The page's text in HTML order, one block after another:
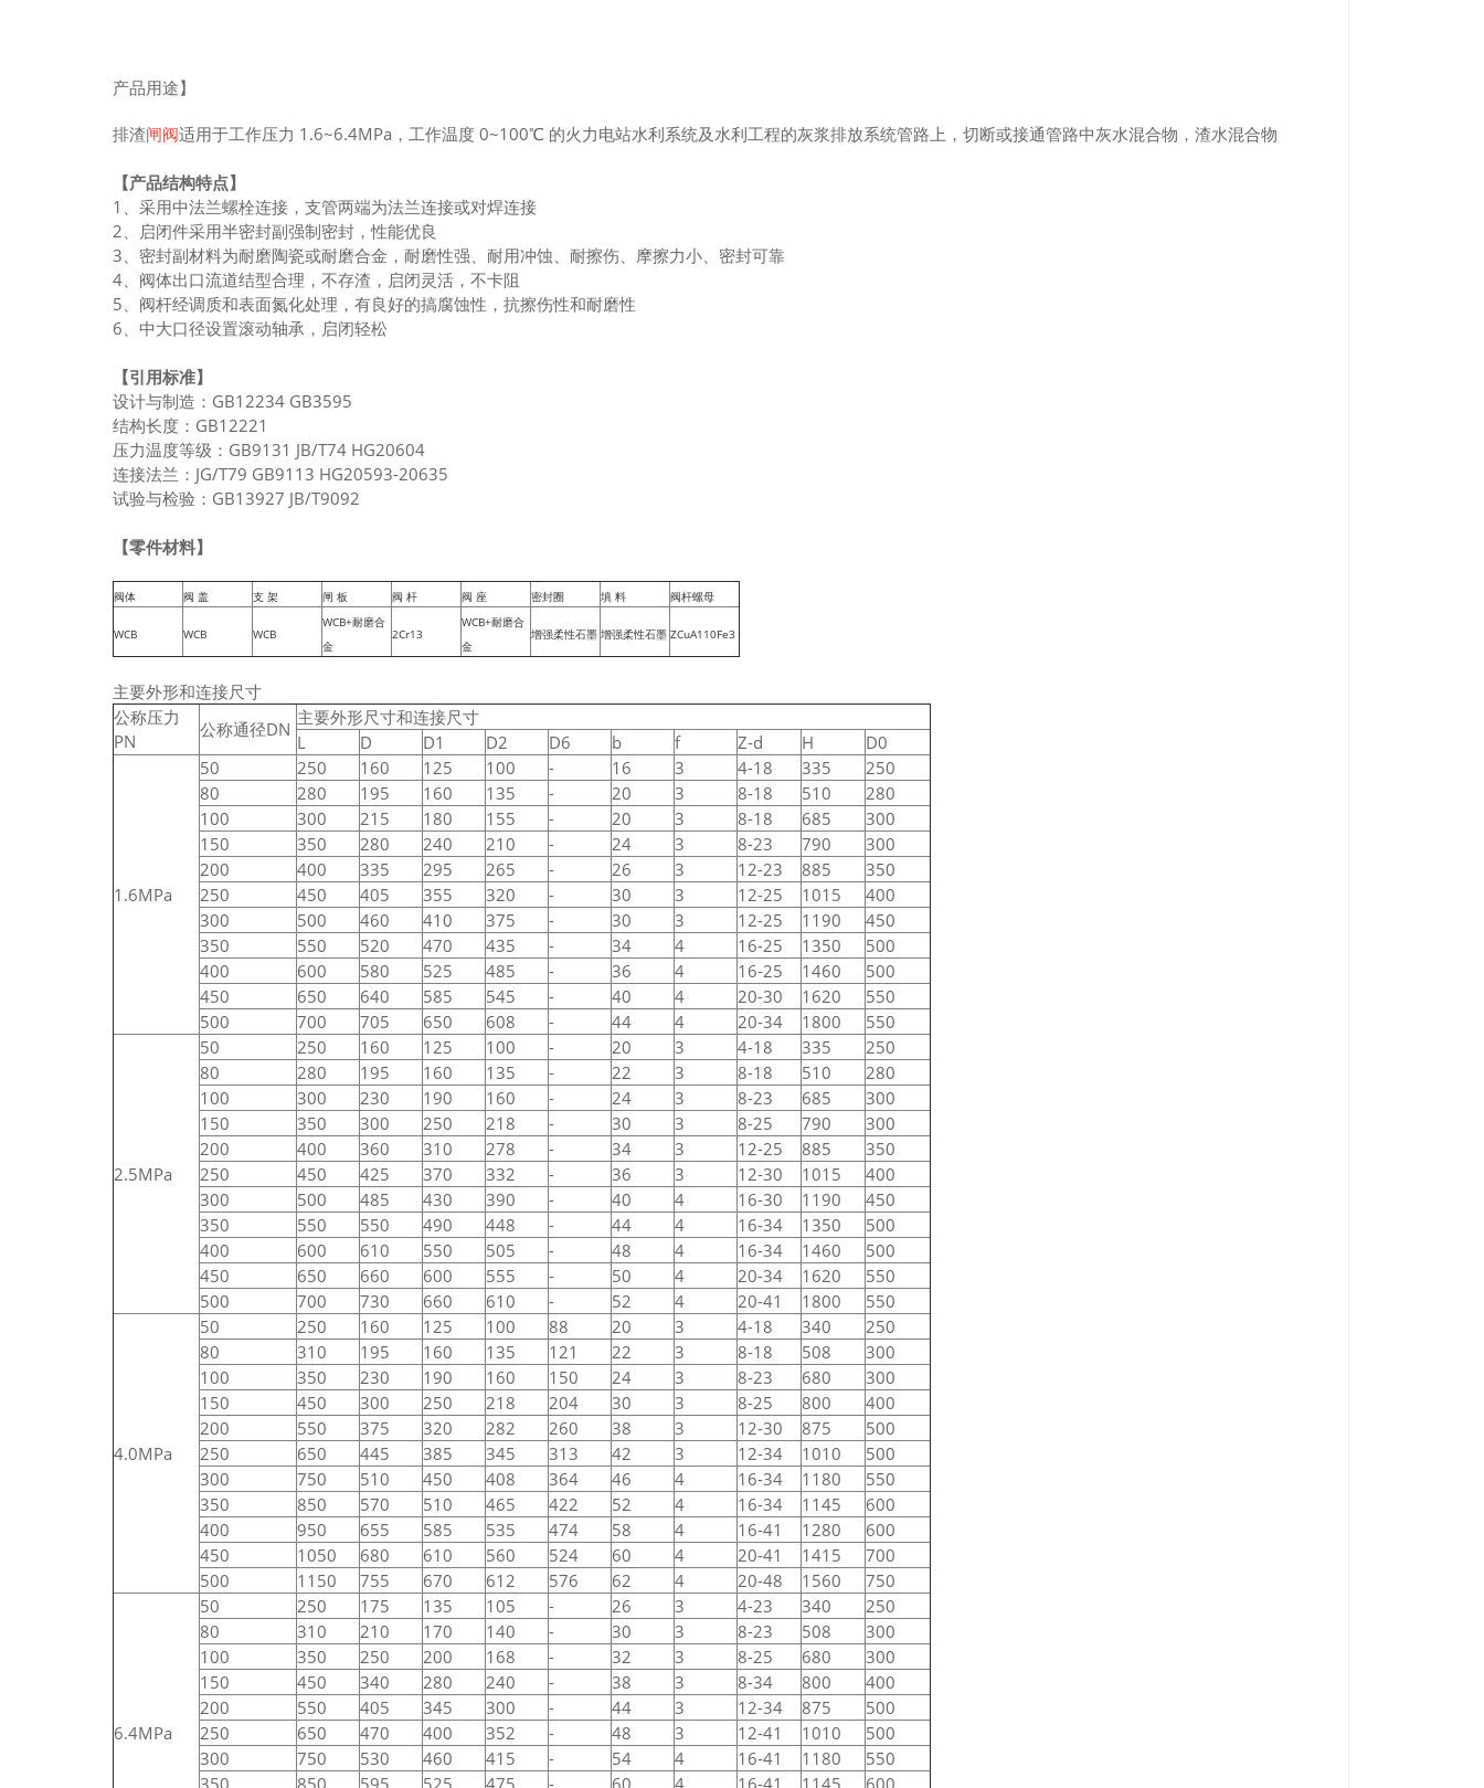
产品用途】
排渣闸阀适用于工作压力 1.6~6.4MPa，工作温度 0~100℃ 的火力电站水利系统及水利工程的灰浆排放系统管路上，切断或接通管路中灰水混合物，渣水混合物
【产品结构特点】
1、采用中法兰螺栓连接，支管两端为法兰连接或对焊连接
2、启闭件采用半密封副强制密封，性能优良
3、密封副材料为耐磨陶瓷或耐磨合金，耐磨性强、耐用冲蚀、耐擦伤、摩擦力小、密封可靠
4、阀体出口流道结型合理，不存渣，启闭灵活，不卡阻
5、阀杆经调质和表面氮化处理，有良好的搞腐蚀性，抗擦伤性和耐磨性
6、中大口径设置滚动轴承，启闭轻松
【引用标准】
设计与制造：GB12234 GB3595
结构长度：GB12221
压力温度等级：GB9131 JB/T74 HG20604
连接法兰：JG/T79 GB9113 HG20593-20635
试验与检验：GB13927 JB/T9092
【零件材料】
阀体 阀 盖 支 架 闸 板 阀 杆 阀 座 密封圈 填 料 阀杆螺母
WCB WCB WCB
WCB+耐磨合
金
2Cr13
WCB+耐磨合
金
增强柔性石墨 增强柔性石墨 ZCuA110Fe3
主要外形和连接尺寸
公称压力
PN
公称通径DN
主要外形尺寸和连接尺寸
L
D D1 D2 D6 b f Z-d H D0
1.6MPa
50 250 160 125 100 - 16 3 4-18 335
250
80
280 195 160 135 - 20 3 8-18 510
280
100
300 215 180 155 - 20 3 8-18 685
300
150
350 280 240 210 - 24 3 8-23 790
300
200
400 335 295 265 - 26 3 12-23 885
350
250
450 405 355 320 - 30 3 12-25 1015
400
300
500 460 410 375 - 30 3 12-25 1190
450
350
550 520 470 435 - 34 4 16-25 1350
500
400
600 580 525 485 - 36 4 16-25 1460
500
450
650 640 585 545 - 40 4 20-30 1620
550
500
700 705 650 608 - 44 4 20-34 1800 550
2.5MPa
50 250 160 125 100 - 20 3 4-18 335
250
80
280 195 160 135 - 22 3 8-18 510
280
100
300 230 190 160 - 24 3 8-23 685
300
150
350 300 250 218 - 30 3 8-25 790
300
200
400 360 310 278 - 34 3 12-25 885
350
250
450 425 370 332 - 36 3 12-30 1015
400
300
500 485 430 390 - 40 4 16-30 1190
450
350
550 550 490 448 - 44 4 16-34 1350
500
400
600 610 550 505 - 48 4 16-34 1460
500
450
650 660 600 555 - 50 4 20-34 1620
550
500
700 730 660 610 - 52 4 20-41 1800 550
4.0MPa
50 250 160 125 100 88 20 3 4-18 340
250
80
310 195 160 135 121 22 3 8-18 508
300
100
350 230 190 160 150 24 3 8-23 680
300
150
450 300 250 218 204 30 3 8-25 800
400
200
550 375 320 282 260 38 3 12-30 875
500
250
650 445 385 345 313 42 3 12-34 1010
500
300
750 510 450 408 364 46 4 16-34 1180
550
350
850 570 510 465 422 52 4 16-34 1145
600
400
950 655 585 535 474 58 4 16-41 1280
600
450
1050 680 610 560 524 60 4 20-41 1415
700
500
1150 755 670 612 576 62 4 20-48 1560 750
6.4MPa
50 250 175 135 105 - 26 3 4-23 340
250
80
310 210 170 140 - 30 3 8-23 508
300
100
350 250 200 168 - 32 3 8-25 680
300
150
450 340 280 240 - 38 3 8-34 800
400
200
550 405 345 300 - 44 3 12-34 875
500
250
650 470 400 352 - 48 3 12-41 1010
500
300
750 530 460 415 - 54 4 16-41 1180
550